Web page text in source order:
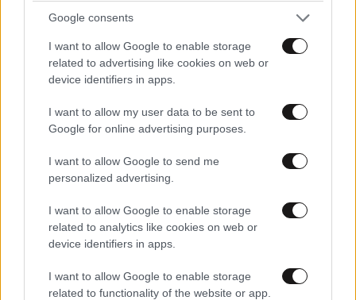
Google consents
I want to allow Google to enable storage
related to advertising like cookies on web or
device identifiers in apps.
I want to allow my user data to be sent to
Google for online advertising purposes.
I want to allow Google to send me
personalized advertising.
I want to allow Google to enable storage
related to analytics like cookies on web or
device identifiers in apps.
I want to allow Google to enable storage
related to functionality of the website or app.
V4Vendetta 01·12·2011 14:08
Άμα συνεχίζουν να αδιαφορούν για αυτά που έκαναν
στην Αφρική οι μεγάλες (τρομάρα τους) δυνάμεις τα
ανησυχεί όμως...Ο όγκος στον εγκέφαλο αρκετών
Ελλήνων.........γκούχου
Απαντήστε
Nakos Kara 01·12·2011 13:12